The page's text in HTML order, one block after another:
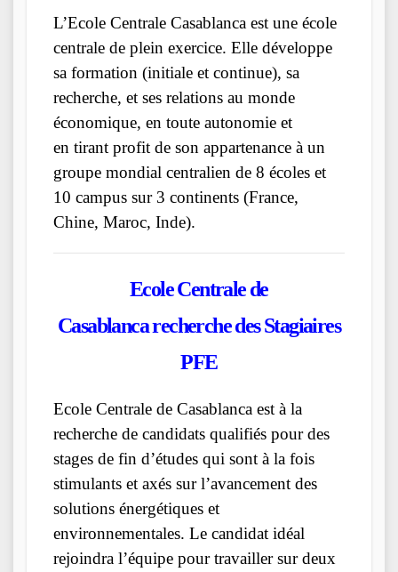
L’Ecole Centrale Casablanca est une école
centrale de plein exercice. Elle développe
sa formation (initiale et continue), sa
recherche, et ses relations au monde
économique, en toute autonomie et
en tirant profit de son appartenance à un
groupe mondial centralien de 8 écoles et
10 campus sur 3 continents (France,
Chine, Maroc, Inde).
Ecole Centrale de
Casablanca recherche des Stagiaires
PFE
Ecole Centrale de Casablanca est à la
recherche de candidats qualifiés pour des
stages de fin d’études qui sont à la fois
stimulants et axés sur l’avancement des
solutions énergétiques et
environnementales. Le candidat idéal
rejoindra l’équipe pour travailler sur deux